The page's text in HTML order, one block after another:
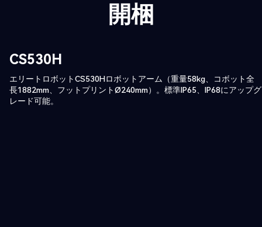
開梱
CS530H
エリートロボットCS530Hロボットアーム（重量58kg、コボット全
長1882mm、フットプリントØ240mm）。標準IP65、IP68にアップグ
レード可能。